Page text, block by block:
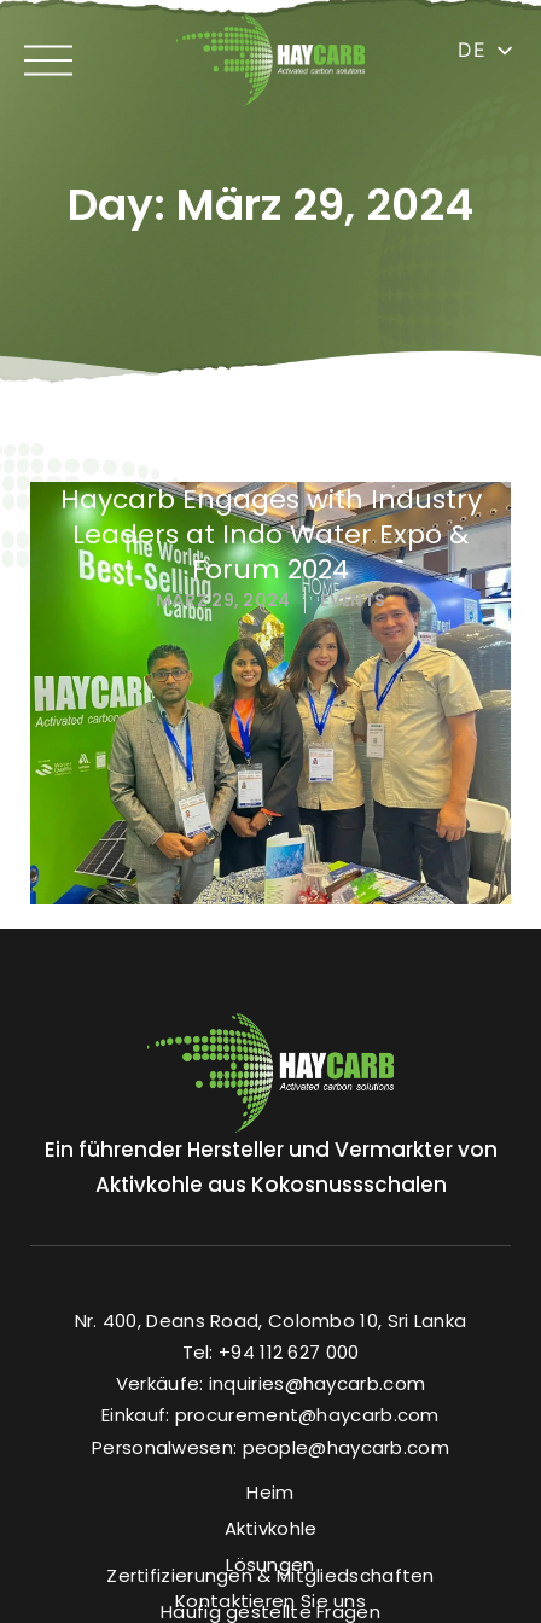
DE
Day: März 29, 2024
Haycarb Engages with Industry
Leaders at Indo Water Expo &
Forum 2024
MÄRZ 29, 2024 EVENTS
Ein führender Hersteller und Vermarkter von
Aktivkohle aus Kokosnussschalen
Nr. 400, Deans Road, Colombo 10, Sri Lanka
Tel: +94 112 627 000
Verkäufe: inquiries@haycarb.com
Einkauf: procurement@haycarb.com
Personalwesen: people@haycarb.com
Heim
Aktivkohle
Lösungen
Kontaktieren Sie uns
Zertifizierungen & Mitgliedschaften
Häufig gestellte Fragen